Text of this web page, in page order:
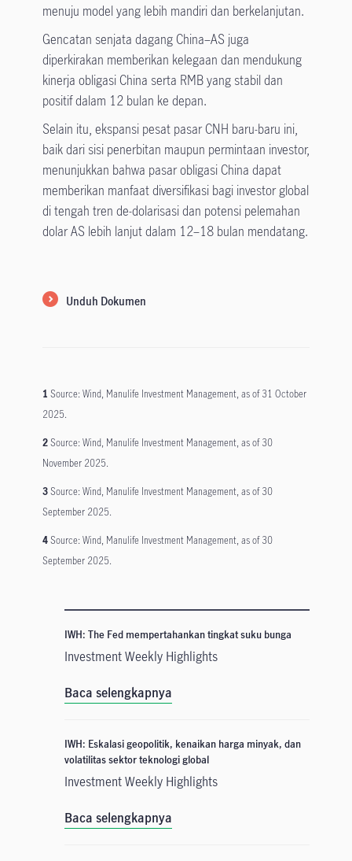
menuju model yang lebih mandiri dan berkelanjutan.
Gencatan senjata dagang China–AS juga
diperkirakan memberikan kelegaan dan mendukung
kinerja obligasi China serta RMB yang stabil dan
positif dalam 12 bulan ke depan.
Selain itu, ekspansi pesat pasar CNH baru-baru ini,
baik dari sisi penerbitan maupun permintaan investor,
menunjukkan bahwa pasar obligasi China dapat
memberikan manfaat diversifikasi bagi investor global
di tengah tren de-dolarisasi dan potensi pelemahan
dolar AS lebih lanjut dalam 12–18 bulan mendatang.
Unduh Dokumen
1 Source: Wind, Manulife Investment Management, as of 31 October
2025.
2Source: Wind, Manulife Investment Management, as of 30
November 2025.
3Source: Wind, Manulife Investment Management, as of 30
September 2025.
4Source: Wind, Manulife Investment Management, as of 30
September 2025.
IWH: The Fed mempertahankan tingkat suku bunga
Investment Weekly Highlights
Baca selengkapnya
IWH: Eskalasi geopolitik, kenaikan harga minyak, dan
volatilitas sektor teknologi global
Investment Weekly Highlights
Baca selengkapnya